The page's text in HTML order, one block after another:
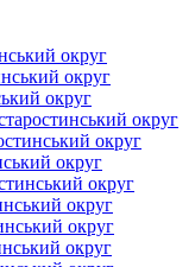
округ
округ
округ
округ
округ
округ
округ
округ
округ
округ